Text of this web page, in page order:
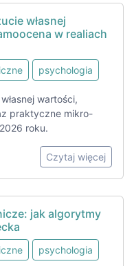
własnej
w realiach
psychologia
wartości,
praktyczne mikro-
roku.
Czytaj więcej
jak algorytmy
psychologia